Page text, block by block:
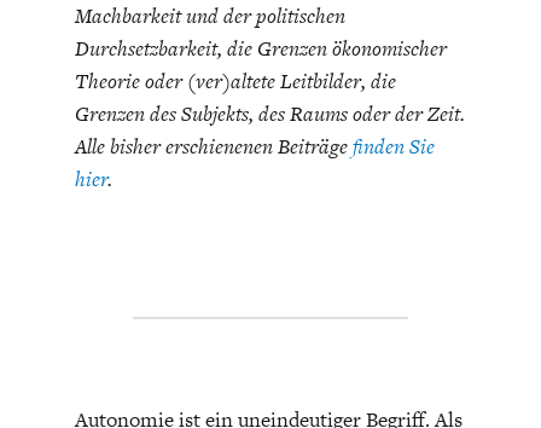
Machbarkeit und der politischen
Durchsetzbarkeit, die Grenzen ökonomischer
Theorie oder (ver)altete Leitbilder, die
Grenzen des Subjekts, des Raums oder der Zeit.
Alle bisher erschienenen Beiträgefinden Sie
hier.
Autonomie ist ein uneindeutiger Begriff. Als